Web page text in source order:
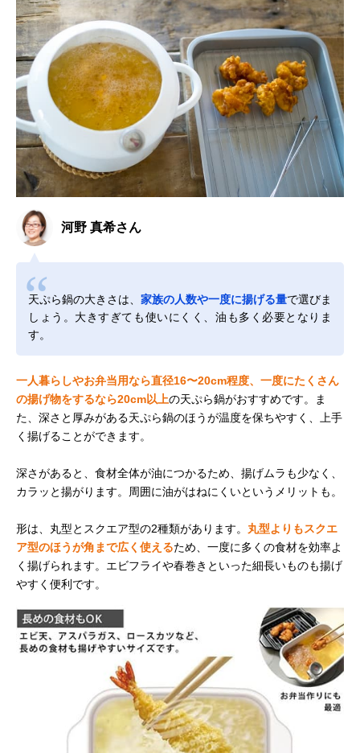
河野 真希さん
天ぷら鍋の大きさは、 家族の人数や一度に揚げる量で選びま
しょう。大きすぎても使いにくく、油も多く必要となりま
す。
一人暮らしやお弁当用なら直径16〜20cm程度、一度にたくさん
の揚げ物をするなら20cm以上の天ぷら鍋がおすすめです。ま
た、深さと厚みがある天ぷら鍋のほうが温度を保ちやすく、上手
く揚げることができます。
深さがあると、食材全体が油につかるため、揚げムラも少なく、
カラッと揚がります。周囲に油がはねにくいというメリットも。
形は、丸型とスクエア型の2種類があります。 丸型よりもスクエ
ア型のほうが角まで広く使えるため、一度に多くの食材を効率よ
く揚げられます。エビフライや春巻きといった細長いものも揚げ
やすく便利です。